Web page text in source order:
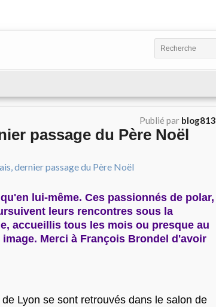
Publié par blog813
passage du Père Noël
lui-même. Ces passionnés de polar,
leurs rencontres sous la
accueillis tous les mois ou presque au
Merci à François Brondel d'avoir
Lyon se sont retrouvés dans le salon de